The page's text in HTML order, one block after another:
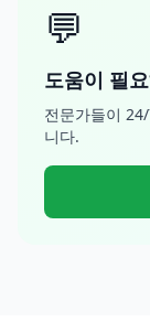
💬
도움이 필
전문가들이
니다.